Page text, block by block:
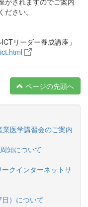
さい。
ICTリーダー養成講座」
ページの先頭へ
医学講習会のご案内
知について
クインターネットサ
）について